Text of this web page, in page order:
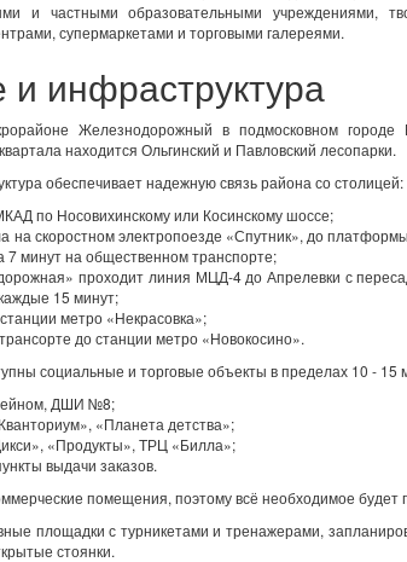
и частными образовательными учреждениями,
супермаркетами и торговыми галереями.
инфраструктура
Железнодорожный в подмосковном городе
находится Ольгинский и Павловский лесопарки.
обеспечивает надежную связь района со столицей:
по Носовихинскому или Косинскому шоссе;
на скоростном электропоезде «Спутник», до
7 минут на общественном транспорте;
проходит линия МЦД-4 до Апрелевки с
15 минут;
метро «Некрасовка»;
до станции метро «Новокосино».
социальные и торговые объекты в пределах 10 - 15
ДШИ №8;
«Планета детства»;
«Продукты», ТРЦ «Билла»;
выдачи заказов.
помещения, поэтому всё необходимое будет
площадки с турникетами и тренажерами,
стоянки.